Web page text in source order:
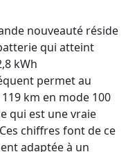
nouveauté réside
qui atteint
kWh
permet au
km en mode 100
qui est une vraie
chiffres font de ce
adaptée à un